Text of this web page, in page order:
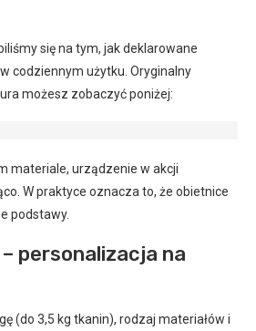
się na tym, jak deklarowane
codziennym użytku. Oryginalny
możesz zobaczyć poniżej:
materiale, urządzenie w akcji
W praktyce oznacza to, że obietnice
podstawy.
personalizacja na
(do 3,5 kg tkanin), rodzaj materiałów i